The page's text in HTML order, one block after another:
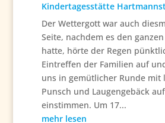
Kindertagesstätte
Der Wettergott war auch
Seite, nachdem es den
hatte, hörte der Regen
Eintreffen der Familien auf
uns in gemütlicher Runde mit
Punsch und Laugengebäck
einstimmen. Um 17...
mehr lesen